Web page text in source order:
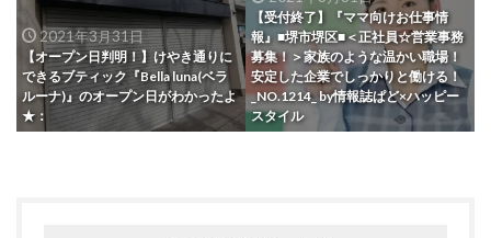
2021年3月31日
【オープン日判明！】けやき通りに
できるブティック『Bella luna(ベラ
ルーナ)』のオープン日がわかったよ
★：
【受付終了】『ママ向けお仕事情
報』■堺市堺区■＜正社員☆営業事務
募集！＞家族のような温かい職場！
安定した企業でしっかりと働ける！
_NO.1214_ by情報誌ぱど×ハッピー
スタイル